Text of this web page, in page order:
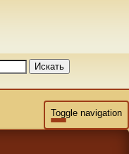
Искать
Toggle navigation